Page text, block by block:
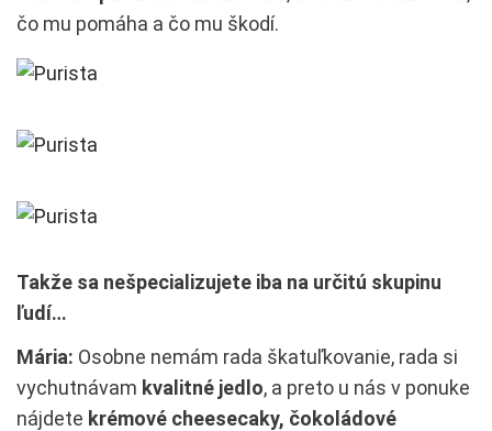
čo mu pomáha a čo mu škodí.
Takže sa nešpecializujete iba na určitú skupinu
ľudí…
Mária: Osobne nemám rada škatuľkovanie, rada si
vychutnávam kvalitné jedlo, a preto u nás v ponuke
nájdete krémové cheesecaky, čokoládové